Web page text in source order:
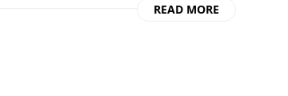
READ MORE